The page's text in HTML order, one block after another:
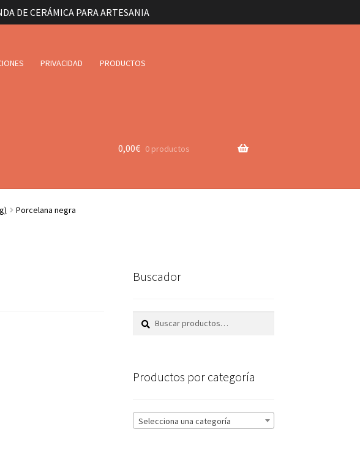
DE CERÁMICA PARA ARTESANIA
PRIVACIDAD PRODUCTOS
0,00€ 0 productos
Porcelana negra
Buscador
Buscar
Buscar
Productos por categoría
Selecciona una categoría